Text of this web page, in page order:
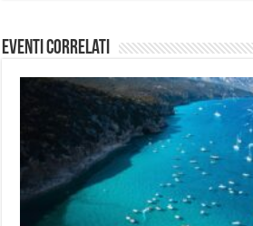
Eventi Correlati